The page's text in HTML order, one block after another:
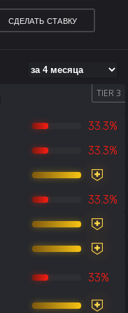
СДЕЛАТЬ СТАВКУ
TIER 3
33.3%
33.3%
33.3%
33%